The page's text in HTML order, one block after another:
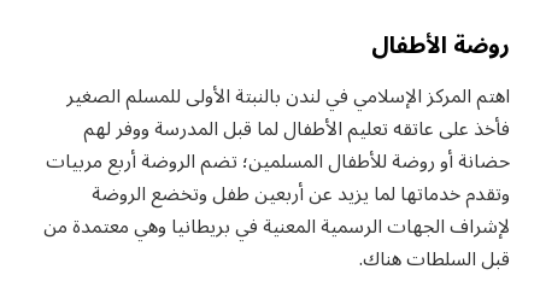
روضة الأطفال
اهتم المركز الإسلامي في لندن بالنبتة الأولى للمسلم الصغير
فأخذ على عاتقه تعليم الأطفال لما قبل المدرسة ووفر لهم
حضانة أو روضة للأطفال المسلمين؛ تضم الروضة أربع مربيات
وتقدم خدماتها لما يزيد عن أربعين طفل وتخضع الروضة
لإشراف الجهات الرسمية المعنية في بريطانيا وهي معتمدة من
قبل السلطات هناك.